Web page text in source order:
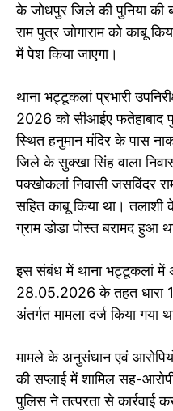
के जोधपुर जिले की पुनिया की
राम पुत्र जोगाराम को काबू
में पेश किया जाएगा।
थाना भट्टूकलां प्रभारी
2026 को सीआईए फतेहाबाद
स्थित हनुमान मंदिर के पास
जिले के सुक्खा सिंह वाला
पक्खोकलां निवासी जसविंदर
सहित काबू किया था।
ग्राम डोडा पोस्त बरामद हुआ
इस संबंध में थाना भट्टूकलां में
28.05.2026 के तहत धारा
अंतर्गत मामला दर्ज किया गया
मामले के अनुसंधान एवं
की सप्लाई में शामिल सह-
पुलिस ने तत्परता से कार्रवाई